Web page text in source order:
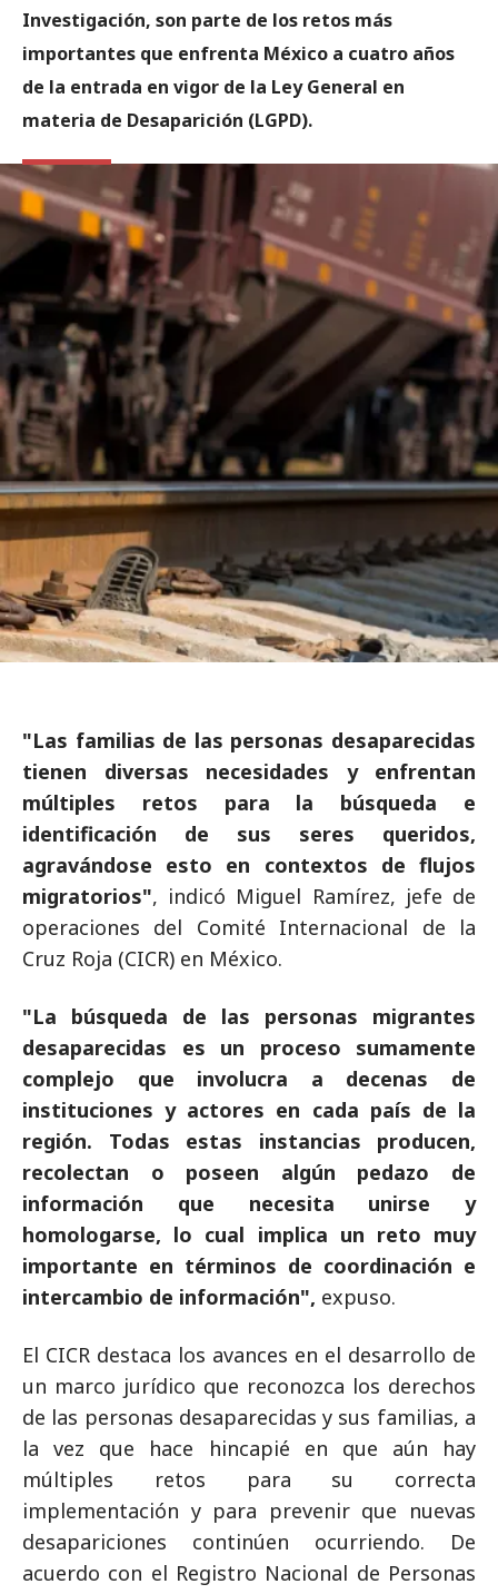
Investigación, son parte de los retos más
importantes que enfrenta México a cuatro años
de la entrada en vigor de la Ley General en
materia de Desaparición (LGPD).
"Las familias de las personas desaparecidas
tienen diversas necesidades y enfrentan
múltiples retos para la búsqueda e
identificación de sus seres queridos,
agravándose esto en contextos de flujos
migratorios", indicó Miguel Ramírez, jefe de
operaciones del Comité Internacional de la
Cruz Roja (CICR) en México.
"La búsqueda de las personas migrantes
desaparecidas es un proceso sumamente
complejo que involucra a decenas de
instituciones y actores en cada país de la
región. Todas estas instancias producen,
recolectan o poseen algún pedazo de
información que necesita unirse y
homologarse, lo cual implica un reto muy
importante en términos de coordinación e
intercambio de información", expuso.
El CICR destaca los avances en el desarrollo de
un marco jurídico que reconozca los derechos
de las personas desaparecidas y sus familias, a
la vez que hace hincapié en que aún hay
múltiples retos para su correcta
implementación y para prevenir que nuevas
desapariciones continúen ocurriendo. De
acuerdo con el Registro Nacional de Personas